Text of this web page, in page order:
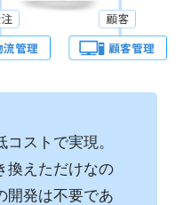
ストで実現。
換えただけなの
開発は不要であ